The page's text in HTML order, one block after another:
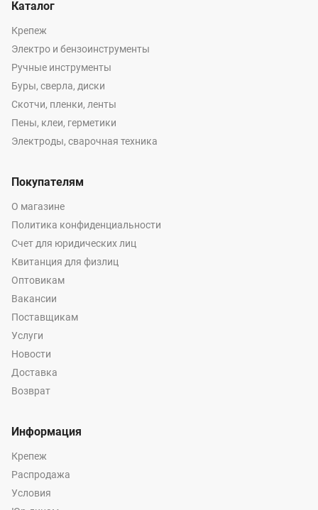
Каталог
Крепеж
Электро и бензоинструменты
Ручные инструменты
Буры, сверла, диски
Скотчи, пленки, ленты
Пены, клеи, герметики
Электроды, сварочная техника
Покупателям
О магазине
Политика конфиденциальности
Счет для юридических лиц
Квитанция для физлиц
Оптовикам
Вакансии
Поставщикам
Услуги
Новости
Доставка
Возврат
Информация
Крепеж
Распродажа
Условия